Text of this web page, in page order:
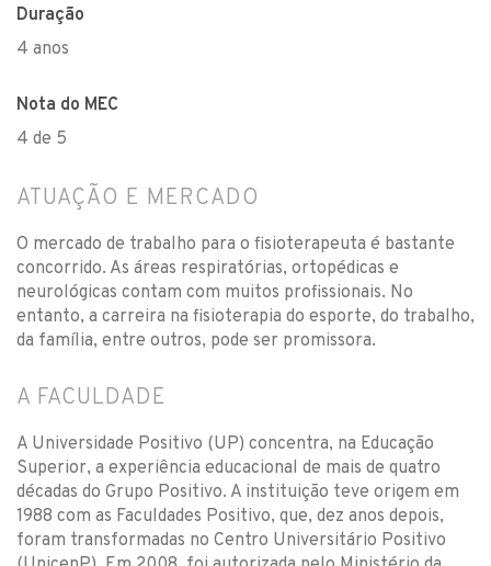
Duração
4 anos
Nota do MEC
4 de 5
ATUAÇÃO E MERCADO
O mercado de trabalho para o fisioterapeuta é bastante
concorrido. As áreas respiratórias, ortopédicas e
neurológicas contam com muitos profissionais. No
entanto, a carreira na fisioterapia do esporte, do trabalho,
da família, entre outros, pode ser promissora.
A FACULDADE
A Universidade Positivo (UP) concentra, na Educação
Superior, a experiência educacional de mais de quatro
décadas do Grupo Positivo. A instituição teve origem em
1988 com as Faculdades Positivo, que, dez anos depois,
foram transformadas no Centro Universitário Positivo